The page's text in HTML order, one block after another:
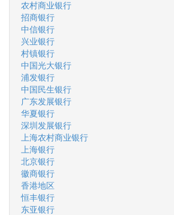
农村商业银行
招商银行
中信银行
兴业银行
村镇银行
中国光大银行
浦发银行
中国民生银行
广东发展银行
华夏银行
深圳发展银行
上海农村商业银行
上海银行
北京银行
徽商银行
香港地区
恒丰银行
东亚银行